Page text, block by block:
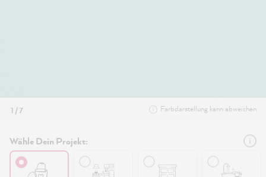
1 / 7 Farbdarstellung kann abweichen
Wähle Dein Projekt: